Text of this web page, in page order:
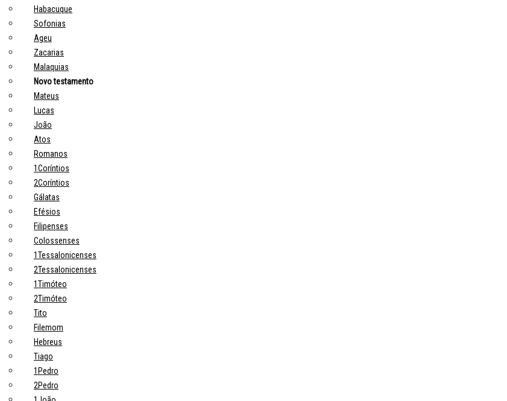
Habacuque
Sofonias
Ageu
Zacarias
Malaquias
Novo testamento
Mateus
Lucas
João
Atos
Romanos
1Coríntios
2Coríntios
Gálatas
Efésios
Filipenses
Colossenses
1Tessalonicenses
2Tessalonicenses
1Timóteo
2Timóteo
Tito
Filemom
Hebreus
Tiago
1Pedro
2Pedro